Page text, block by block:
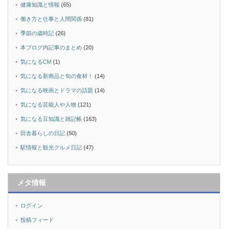
健康知識と情報 (65)
働き方と仕事と人間関係 (81)
季節の歳時記 (26)
本ブログ内記事のまとめ (20)
気になるCM (1)
気になる新商品と旬の食材！ (14)
気になる映画とドラマの話題 (14)
気になる芸能人や人物 (121)
気になる豆知識と雑記帳 (163)
田舎暮らしの日記 (50)
駅情報と観光グルメ日記 (47)
メタ情報
ログイン
投稿フィード